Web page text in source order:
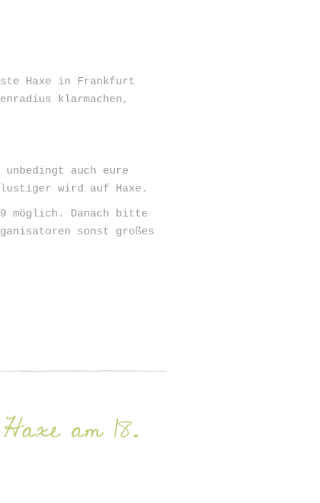
Haxe in Frankfurt
klarmachen,
auch eure
lustiger wird auf Haxe.
möglich. Danach bitte
sonst großes
am 18.